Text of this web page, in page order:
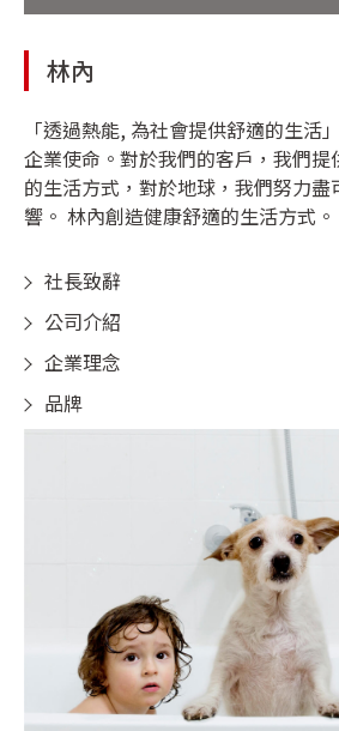
林內
「透過熱能, 為社會提供舒適的生活
企業使命。對於我們的客戶，我們
的生活方式，對於地球，我們努力
響。 林內創造健康舒適的生活方式。
社長致辭
公司介紹
企業理念
品牌